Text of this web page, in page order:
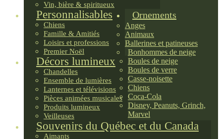
Vin, bière & spiritueux
Personnalisables
Chiens
Famille & Amitiés
Loisirs et professions
Premier Noël
Décors lumineux
Chandelles
Ensemble de lumières
Lanternes et télévisions
Pièces animées musicales
Produits lumineux
Veilleuses
Souvenirs du Québec et du Canada
Aimants
Ornements
Anges
Animaux
Ballerines et patineuses
Bonhommes de neige
Boules de neige
Boules de verre
Casse-noisette
Chiens
Coca-Cola
Disney, Peanuts, Grinch,
Marvel